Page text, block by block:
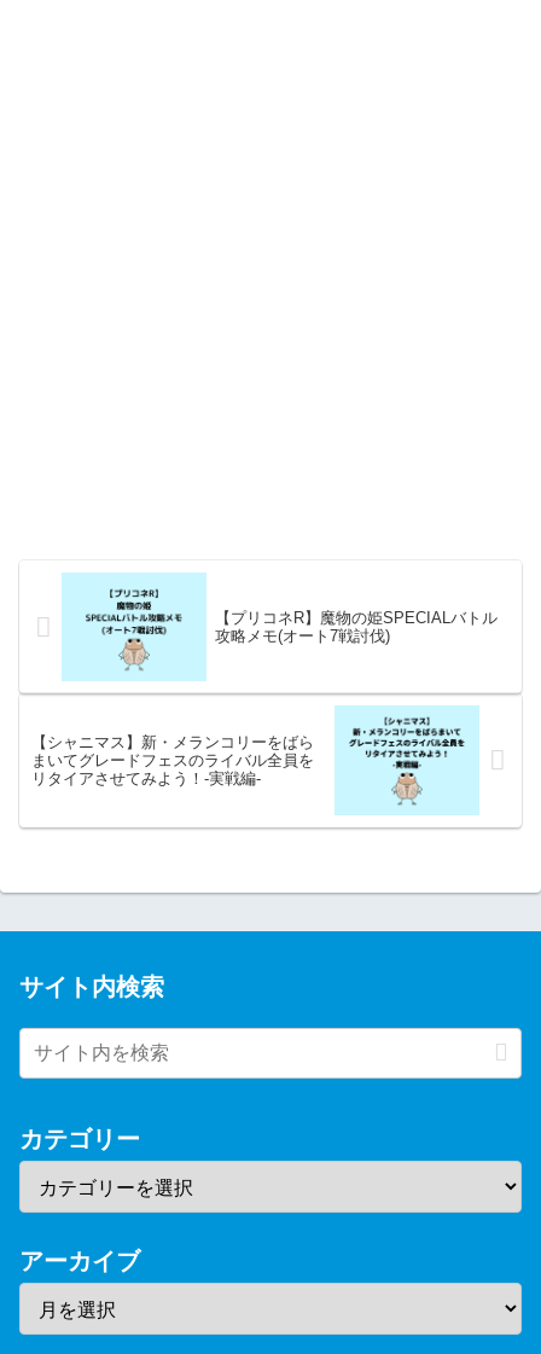
【プリコネR】魔物の姫SPECIALバトル
攻略メモ(オート7戦討伐)
【シャニマス】新・メランコリーをばら
まいてグレードフェスのライバル全員を
リタイアさせてみよう！-実戦編-
サイト内検索
カテゴリー
アーカイブ